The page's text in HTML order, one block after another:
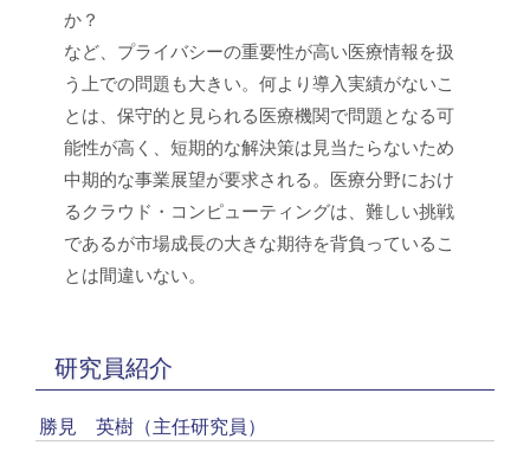
か？
など、プライバシーの重要性が高い医療情報を扱
う上での問題も大きい。何より導入実績がないこ
とは、保守的と見られる医療機関で問題となる可
能性が高く、短期的な解決策は見当たらないため
中期的な事業展望が要求される。医療分野におけ
るクラウド・コンピューティングは、難しい挑戦
であるが市場成長の大きな期待を背負っているこ
とは間違いない。
研究員紹介
勝見 英樹（主任研究員）